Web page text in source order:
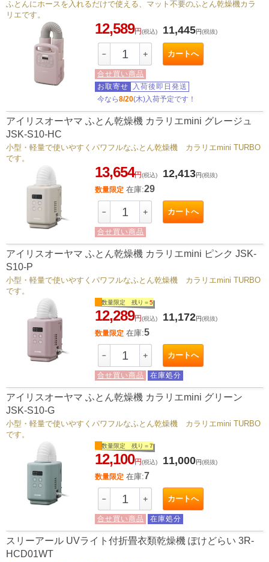
ふとんにホースを入れるだけで使える、マット不要のふとん乾燥機カラ
リエです。
12,589円(税込) 11,445円(税抜)
－ ＋ カートへ
合せ買い商品
お取寄せ
入荷後即日発送
今なら8/20(木)入荷予定です！
アイリスオーヤマ ふとん乾燥機 カラリエmini グレージュ
JSK-S10-HC
小型・軽量で使いやすくパワフルなふとん乾燥機 カラリエmini TURBO
です。
13,654円(税込) 12,413円(税抜)
数量限定 在庫:29
－ ＋ カートへ
合せ買い商品
アイリスオーヤマ ふとん乾燥機 カラリエmini ピンク JSK-
S10-P
小型・軽量で使いやすくパワフルなふとん乾燥機 カラリエmini TURBO
です。
数量限定 残り＝5
12,289円(税込) 11,172円(税抜)
数量限定 在庫:5
－ ＋ カートへ
合せ買い商品 在庫処分
アイリスオーヤマ ふとん乾燥機 カラリエmini グリーン
JSK-S10-G
小型・軽量で使いやすくパワフルなふとん乾燥機 カラリエmini TURBO
です。
数量限定 残り＝7
12,100円(税込) 11,000円(税抜)
数量限定 在庫:7
－ ＋ カートへ
合せ買い商品 在庫処分
スリーアール UVライト付折畳衣類乾燥機 ぽけどらい 3R-
HCD01WT